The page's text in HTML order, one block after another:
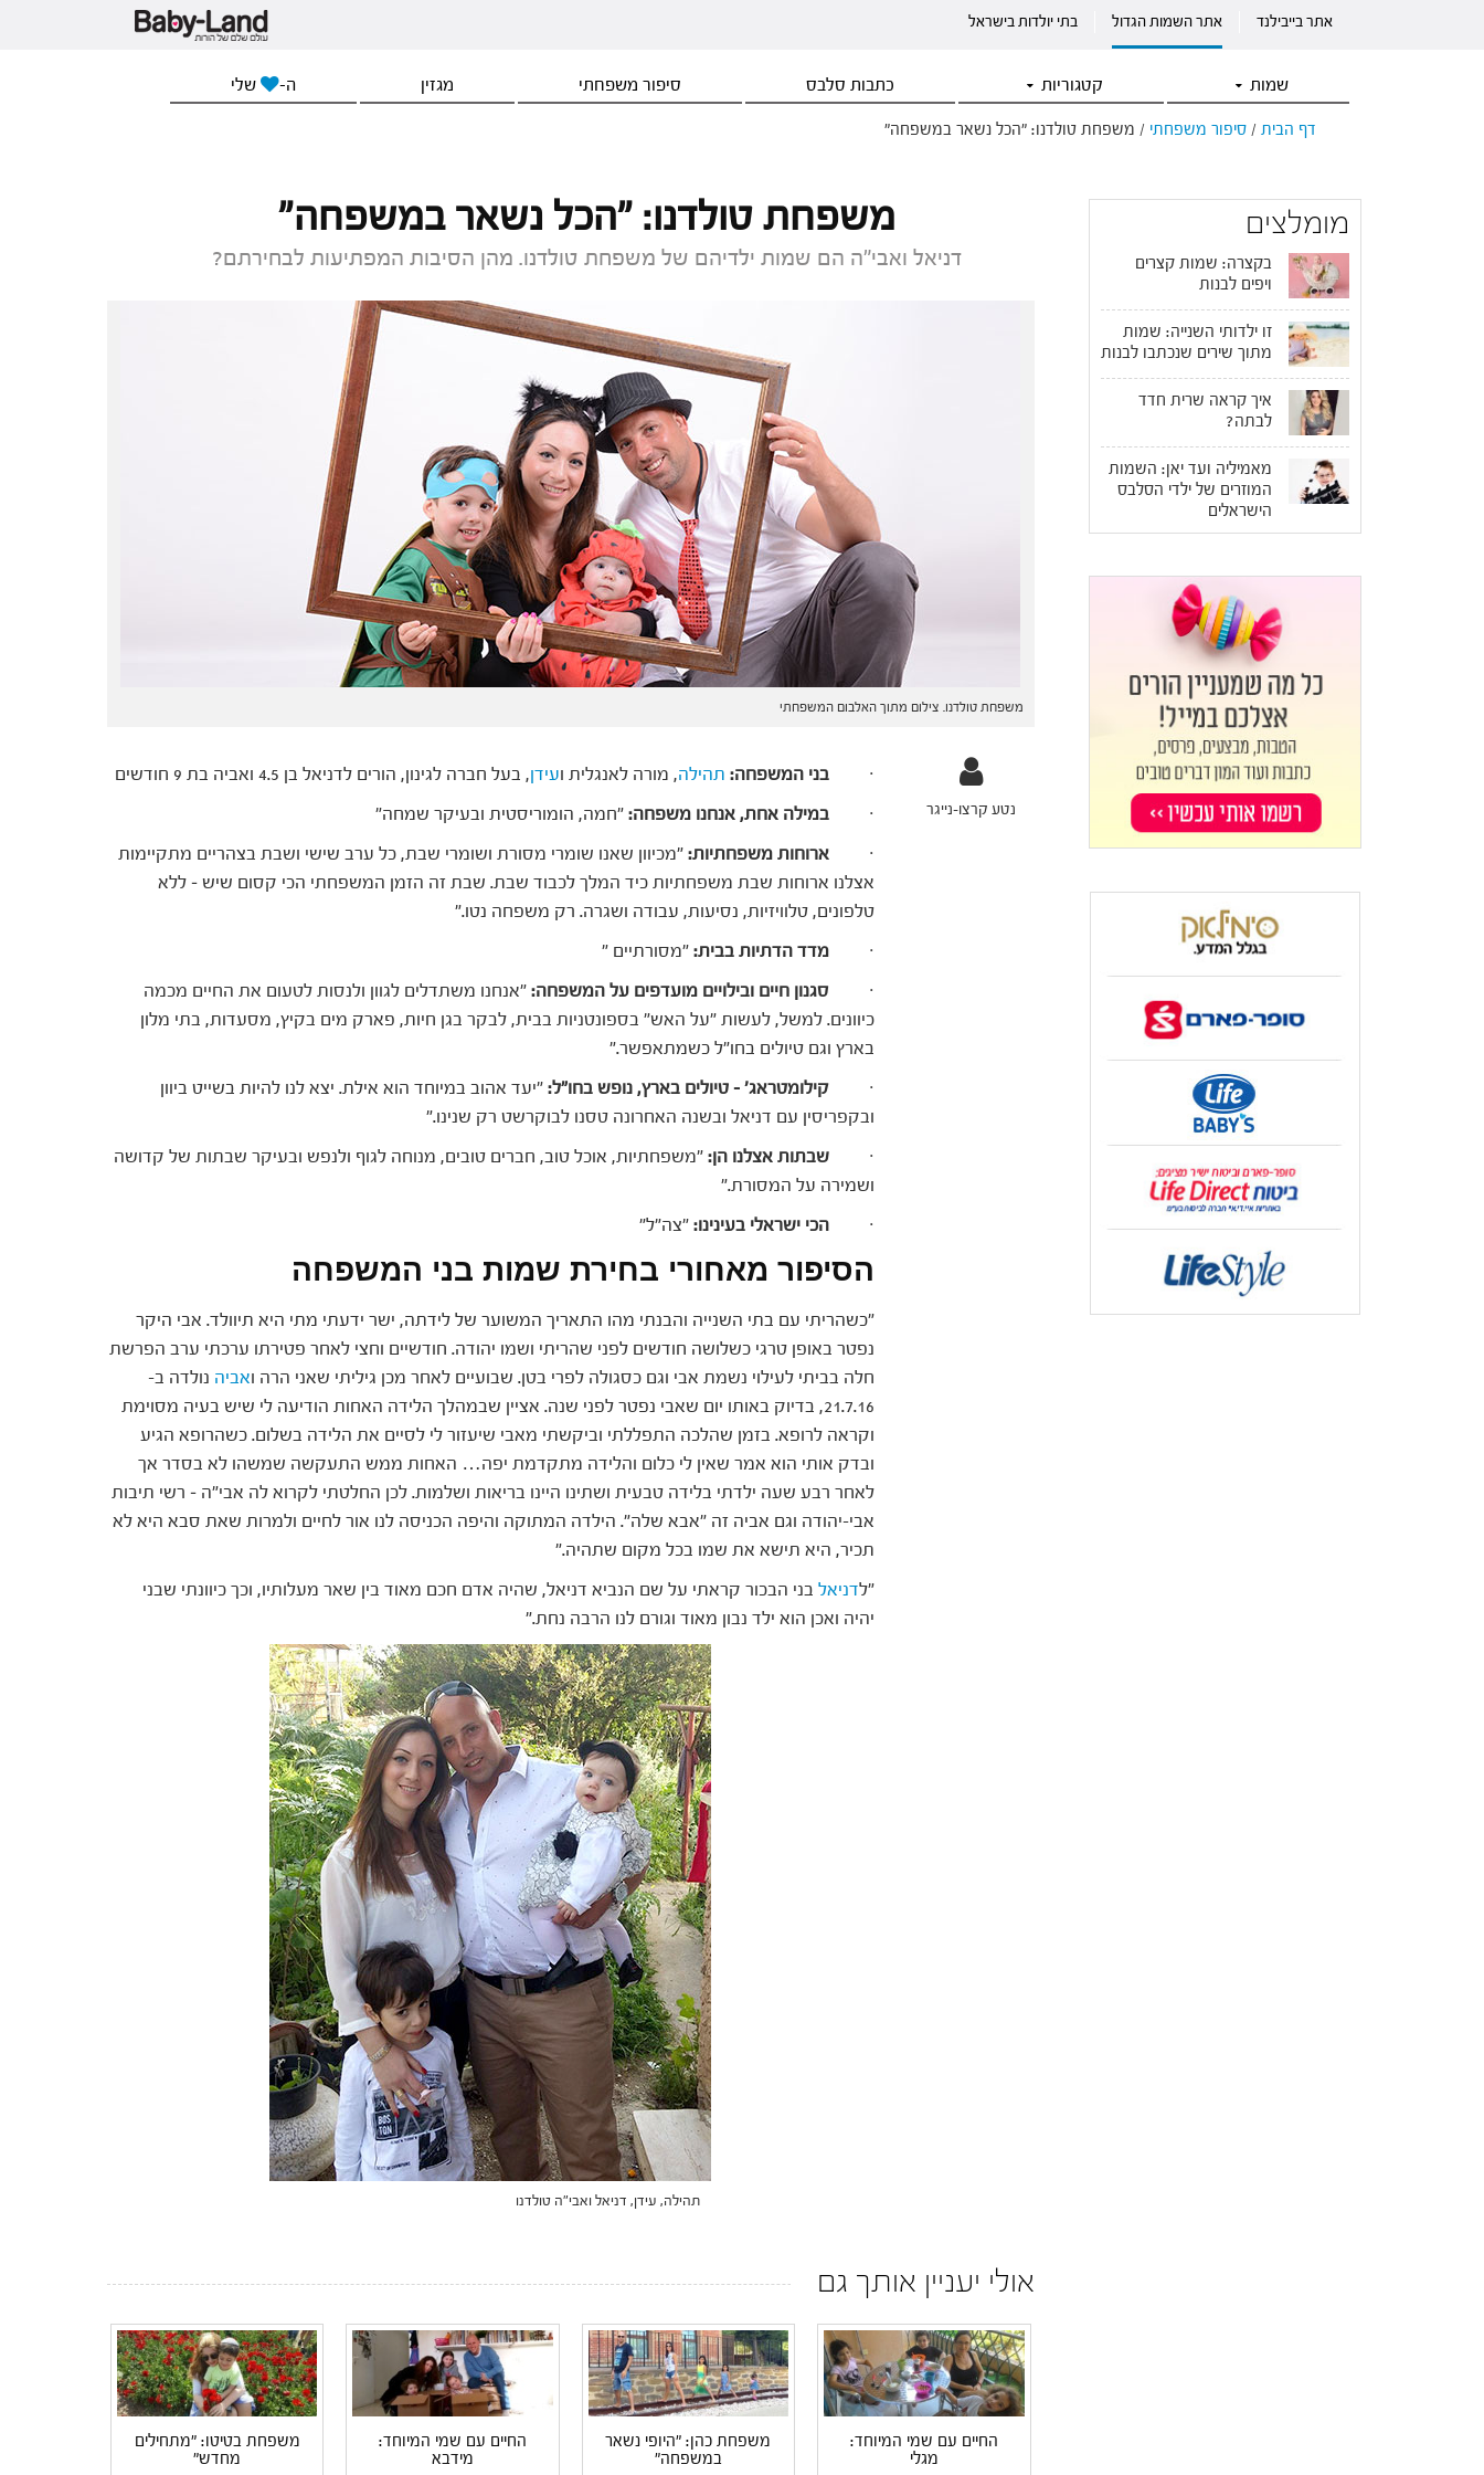
אתר בייבילנד אתר השמות הגדול בתי יולדות בישראל
שמות קטגוריות כתבות סלבס סיפור משפחתי מגזין ה- שלי
דף הבית / סיפור משפחתי / משפחת טולדנו: "הכל נשאר במשפחה"
משפחת טולדנו: "הכל נשאר במשפחה"
דניאל ואבי"ה הם שמות ילדיהם של משפחת טולדנו. מהן הסיבות המפתיעות לבחירתם?
משפחת טולדנו. צילום מתוך האלבום המשפחתי
נטע קרצו-נייגר
·בני המשפחה: תהילה, מורה לאנגלית ועידן, בעל חברה לגינון, הורים לדניאל בן 4.5 ואביה בת 9 חודשים
·במילה אחת, אנחנו משפחה: "חמה, הומוריסטית ובעיקר שמחה"
·ארוחות משפחתיות: "מכיוון שאנו שומרי מסורת ושומרי שבת, כל ערב שישי ושבת בצהריים מתקיימות
אצלנו ארוחות שבת משפחתיות כיד המלך לכבוד שבת. שבת זה הזמן המשפחתי הכי קסום שיש – ללא
טלפונים, טלוויזיות, נסיעות, עבודה ושגרה. רק משפחה נטו."
·מדד הדתיות בבית: "מסורתיים "
·
סגנון חיים ובילויים מועדפים על המשפחה: "אנחנו משתדלים לגוון ולנסות לטעום את החיים מכמה
כיוונים. למשל, לעשות "על האש" בספונטניות בבית, לבקר בגן חיות, פארק מים בקיץ, מסעדות, בתי מלון
בארץ וגם טיולים בחו"ל כשמתאפשר."
·קילומטראג' – טיולים בארץ, נופש בחו"ל: "יעד אהוב במיוחד הוא אילת. יצא לנו להיות בשייט ביוון
ובקפריסין עם דניאל ובשנה האחרונה טסנו לבוקרשט רק שנינו."
·שבתות אצלנו הן: "משפחתיות, אוכל טוב, חברים טובים, מנוחה לגוף ולנפש ובעיקר שבתות של קדושה
ושמירה על המסורת."
·הכי ישראלי בעינינו: "צה"ל"
הסיפור מאחורי בחירת שמות בני המשפחה
"כשהריתי עם בתי השנייה והבנתי מהו התאריך המשוער של לידתה, ישר ידעתי מתי היא תיוולד. אבי היקר
נפטר באופן טרגי כשלושה חודשים לפני שהריתי ושמו יהודה. חודשיים וחצי לאחר פטירתו ערכתי ערב הפרשת
חלה בביתי לעילוי נשמת אבי וגם כסגולה לפרי בטן. שבועיים לאחר מכן גיליתי שאני הרה ואביה נולדה ב-
21.7.16, בדיוק באותו יום שאבי נפטר לפני שנה. אציין שבמהלך הלידה האחות הודיעה לי שיש בעיה מסוימת
וקראה לרופא. בזמן שהלכה התפללתי וביקשתי מאבי שיעזור לי לסיים את הלידה בשלום. כשהרופא הגיע
ובדק אותי הוא אמר שאין לי כלום והלידה מתקדמת יפה… האחות ממש התעקשה שמשהו לא בסדר אך
לאחר רבע שעה ילדתי בלידה טבעית ושתינו היינו בריאות ושלמות. לכן החלטתי לקרוא לה אבי"ה – רשי תיבות
אבי-יהודה וגם אביה זה "אבא שלה". הילדה המתוקה והיפה הכניסה לנו אור לחיים ולמרות שאת סבא היא לא
תכיר, היא תישא את שמו בכל מקום שתהיה."
"לדניאל בני הבכור קראתי על שם הנביא דניאל, שהיה אדם חכם מאוד בין שאר מעלותיו, וכך כיוונתי שבני
יהיה ואכן הוא ילד נבון מאוד וגורם לנו הרבה נחת."
תהילה, עידן, דניאל ואבי"ה טולדנו
אולי יעניין אותך גם
החיים עם שמי המיוחד:
מגלי
משפחת כהן: "היופי נשאר
במשפחה"
החיים עם שמי המיוחד:
מידבא
משפחת בטיטו: "מתחילים
מחדש"
מומלצים
בקצרה: שמות קצרים
ויפים לבנות
זו ילדותי השנייה: שמות
מתוך שירים שנכתבו לבנות
איך קראה שרית חדד
לבתה?
מאמיליה ועד יאן: השמות
המוזרים של ילדי הסלבס
הישראלים